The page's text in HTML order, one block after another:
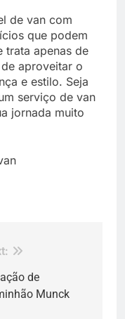
de van com
que podem
trata apenas de
aproveitar o
e estilo. Seja
serviço de van
jornada muito
de
Munck